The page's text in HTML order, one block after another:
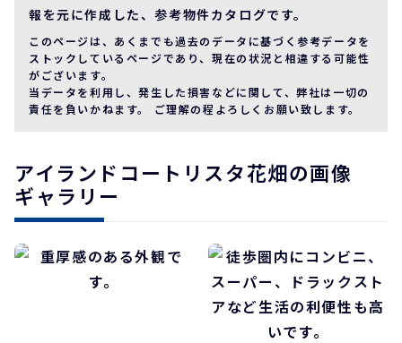
報を元に作成した、参考物件カタログです。
このページは、あくまでも過去のデータに基づく参考データを
ストックしているページであり、現在の状況と相違する可能性
がございます。
当データを利用し、発生した損害などに関して、弊社は一切の
責任を負いかねます。 ご理解の程よろしくお願い致します。
アイランドコートリスタ花畑の画像
ギャラリー